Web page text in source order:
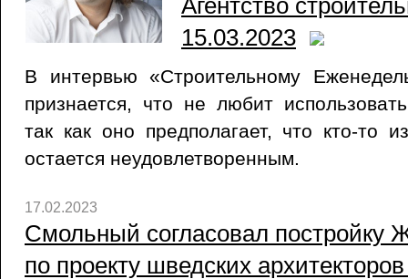
Агентство
15.03.2023
В интервью «Строительному
признается, что не любит
так как оно предполагает, что кто-то
остается неудовлетворенным.
17.02.2023
Смольный согласовал постройку
по проекту шведских